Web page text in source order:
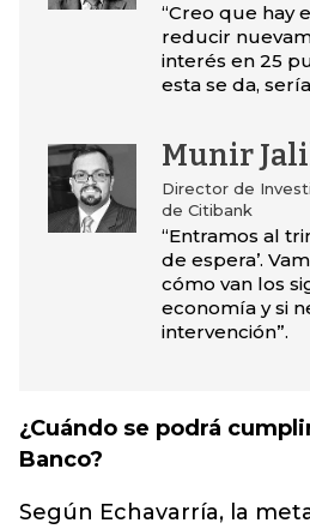
“Creo que hay
reducir
interés en 25
esta se da,
Munir
Director de
de Citibank
“Entramos al
de espera’.
cómo van los
economía y si
intervención”.
¿Cuándo se podrá
Banco?
Según Echavarría, la